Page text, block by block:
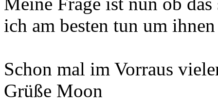
ich am besten tun um
Schon mal im Vorraus
Grüße Moon